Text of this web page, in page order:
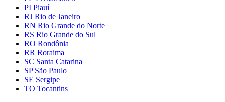
PI Piauí
RJ Rio de Janeiro
RN Rio Grande do Norte
RS Rio Grande do Sul
RO Rondônia
RR Roraima
SC Santa Catarina
SP São Paulo
SE Sergipe
TO Tocantins